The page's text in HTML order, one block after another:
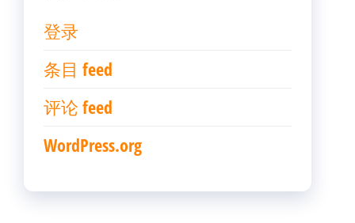
登录
条目 feed
评论 feed
WordPress.org